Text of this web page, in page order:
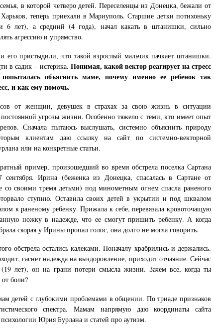
в которой четверо детей. Переселенцы из Донецка, бежали от
Харьков, теперь приехали в Мариуполь. Старшие детки потихоньку
6 лет), а средний (4 года), начал какать в штанишки, сильно
агрессию и упрямство.
его пристыдили, что такой взрослый мальчик пачкает штанишки.
в садик – истерика. Понимая, какой вектор реагирует на стресс
объяснить маме, почему именно ее ребенок так
и как ему помочь.
от женщин, девушек в страхах за свою жизнь в ситуации
угрозы жизни. Особенно тяжело с теми, кто имеет опыт
Сначала пытаюсь выслушать, системно объяснить природу
клиентам даю ссылку на сайт по системно-векторной
или на конкретные статьи.
пример, произошедший во время обстрела поселка Сартана
Ирина (беженка из Донецка, спасалась в Сартане от
со своими тремя детьми) под минометным огнем спасла раненого
ступню. Оставила своих детей в укрытии и под шквалом
к раненому ребенку. Прижала к себе, перевязала кровоточащую
ножку в надежде, что ее смогут пришить ребенку. А когда
скорая у Ирины пропал голос, она долго не могла говорить.
обстрела остались калеками. Поначалу храбрились и держались.
гаснет надежда на выздоровление, приходит отчаяние. Сейчас
лет), он на грани потери смысла жизни. Зачем все, когда ты
боли?
детей с глубокими проблемами в общении. По триаде признаков
спектра. Мамам напрямую даю координаты сайта
Юрия Бурлана и статей про аутизм.